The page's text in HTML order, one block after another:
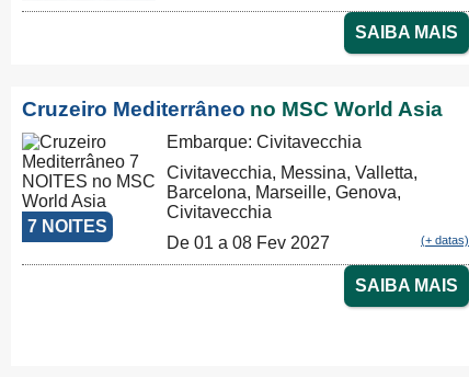
SAIBA MAIS
Cruzeiro Mediterrâneo no MSC World Asia
7 NOITES
Embarque: Civitavecchia
Civitavecchia, Messina, Valletta,
Barcelona, Marseille, Genova,
Civitavecchia
De 01 a 08 Fev 2027
(+ datas)
SAIBA MAIS